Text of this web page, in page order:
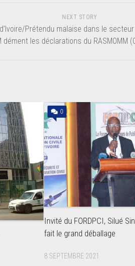
NEXT STORY
Prétendu malaise dans le
dément les déclarations du RASMOMM
0
Invité du FORDPCI, Silué
fait le grand déballage
8 SEPTEMBRE 2021